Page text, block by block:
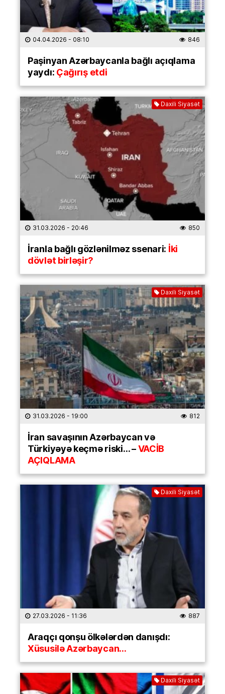
04.04.2026 - 08:10 846
Paşinyan Azərbaycanla bağlı açıqlama
yaydı:Çağırış etdi
Daxili Siyasət
31.03.2026 - 20:46 850
İranla bağlı gözlənilməz ssenari: İki
dövlət birləşir?
Daxili Siyasət
31.03.2026 - 19:00 812
İran savaşının Azərbaycan və
Türkiyəyə keçmə riski… –VACİB
AÇIQLAMA
Daxili Siyasət
27.03.2026 - 11:36 887
Araqçı qonşu ölkələrdən danışdı:
Xüsusilə Azərbaycan…
Daxili Siyasət